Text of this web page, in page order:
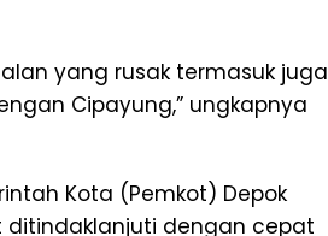
yang rusak termasuk juga
Cipayung,” ungkapnya
Kota (Pemkot) Depok
ditindaklanjuti dengan cepat